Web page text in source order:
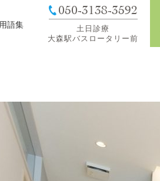
用語集
050-3138-3592
土日診療
大森駅バスロータリー前